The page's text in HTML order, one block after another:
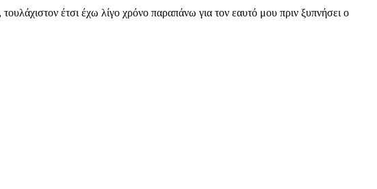
έτσι έχω λίγο χρόνο παραπάνω για τον εαυτό μου πριν ξυπνήσει ο